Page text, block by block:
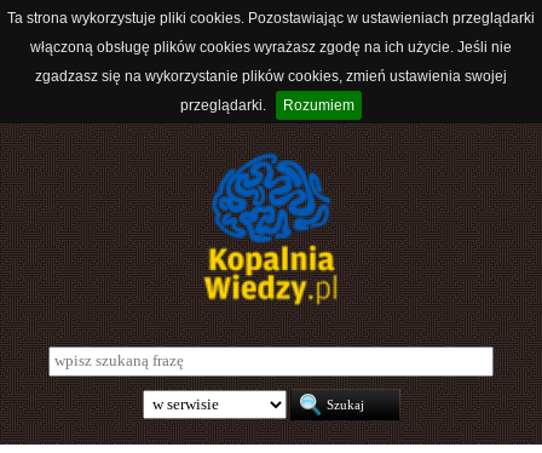
Ta strona wykorzystuje pliki cookies. Pozostawiając w ustawieniach przeglądarki
włączoną obsługę plików cookies wyrażasz zgodę na ich użycie. Jeśli nie
zgadzasz się na wykorzystanie plików cookies, zmień ustawienia swojej
przeglądarki.
Rozumiem